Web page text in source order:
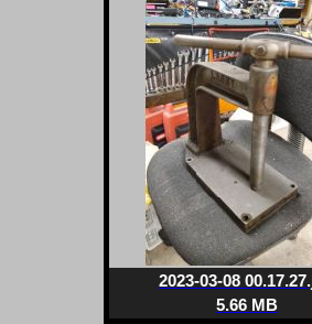
2023-03-08
5.66 MB